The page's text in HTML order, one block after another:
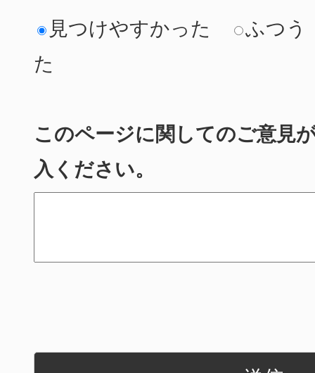
見つけやすかった
ふつう
た
このページに関してのご意見
入ください。